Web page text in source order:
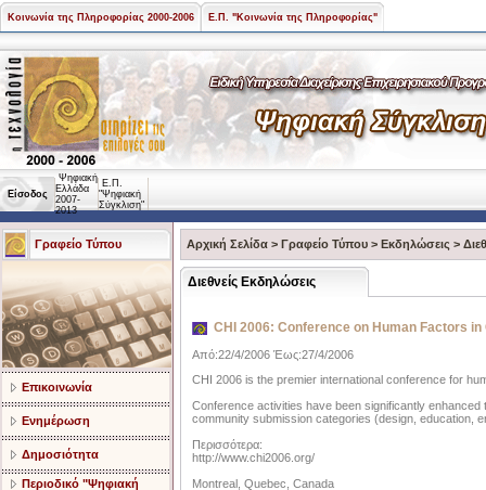
Κοινωνία της Πληροφορίας 2000-2006 Ε.Π. "Κοινωνία της Πληροφορίας"
Είσοδος
Ψηφιακή
Ελλάδα
2007-
2013
Ε.Π.
"Ψηφιακή
Σύγκλιση"
Γραφείο Τύπου
Επικοινωνία
Ενημέρωση
Δημοσιότητα
Περιοδικό "Ψηφιακή
Αρχική Σελίδα > Γραφείο Τύπου > Εκδηλώσεις >
Διεθνείς Εκδηλώσεις
CHI 2006: Conference on Human Factors
Από:22/4/2006 Έως:27/4/2006
CHI 2006 is the premier international conference for
Conference activities have been significantly
community submission categories (design, education,
Περισσότερα:
http://www.chi2006.org/
Montreal, Quebec, Canada